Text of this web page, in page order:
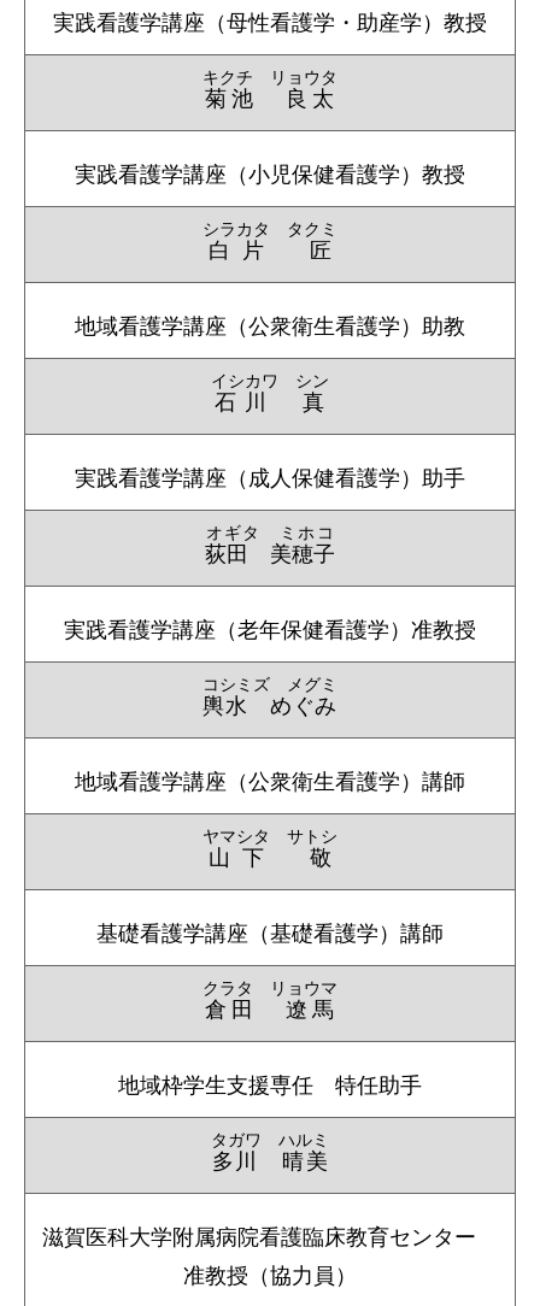
実践看護学講座（母性看護学・助産学）教授
菊池 良太
キクチ リョウタ
実践看護学講座（小児保健看護学）教授
白片 匠
シラカタ タクミ
地域看護学講座（公衆衛生看護学）助教
石川 真
イシカワ シン
実践看護学講座（成人保健看護学）助手
荻田 美穂子
オギタ ミホコ
実践看護学講座（老年保健看護学）准教授
輿水 めぐみ
コシミズ メグミ
地域看護学講座（公衆衛生看護学）講師
山下 敬
ヤマシタ サトシ
基礎看護学講座（基礎看護学）講師
倉田 遼馬
クラタ リョウマ
地域枠学生支援専任 特任助手
多川 晴美
タガワ ハルミ
滋賀医科大学附属病院看護臨床教育センター
准教授（協力員）